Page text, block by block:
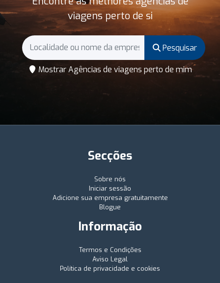
viagens perto de si
Pesquisar
Mostrar Agências de viagens perto de mim
Secções
Sobre nós
Iniciar sessão
Adicione sua empresa gratuitamente
Blogue
Informação
Termos e Condições
Aviso Legal
Política de privacidade e cookies